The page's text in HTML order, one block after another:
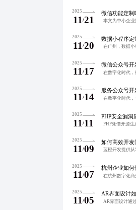
2025
11 /21
微信功能定制
2025
11 /20
数据小程序定
2025
11 /17
微信公众号开
2025
11/14
服务公众号
2025
11/11
PHP安全漏洞
2025
11 /09
如何高效开发
2025
11 /07
杭州企业如何
2025
11/05
AR界面设计